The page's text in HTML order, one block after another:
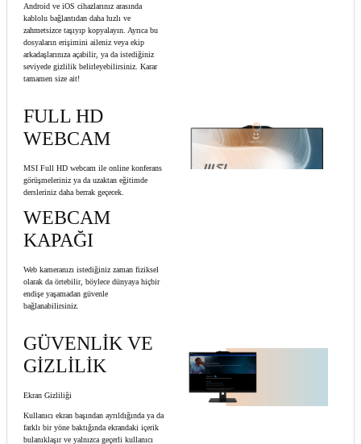
Android ve iOS cihazlarınız arasında
kablolu bağlantıdan daha hızlı ve
zahmetsizce taşıyıp kopyalayın. Ayrıca bu
dosyaların erişimini aileniz veya ekip
arkadaşlarınıza açabilir, ya da istediğiniz
seviyede gizlilik belirleyebilirsiniz. Karar
tamamen size ait!
FULL HD
WEBCAM
MSI Full HD webcam ile online konferans
görüşmeleriniz ya da uzaktan eğitimde
dersleriniz daha berrak geçecek.
WEBCAM
KAPAĞI
Web kameranızı istediğiniz zaman fiziksel
olarak da örtebilir, böylece dünyaya hiçbir
endişe yaşamadan güvenle
bağlanabilirsiniz.
GÜVENLİK VE
GİZLİLİK
Ekran Gizliliği
Kullanıcı ekran başından ayrıldığında ya da
farklı bir yöne baktığında ekrandaki içerik
bulanıklaşır ve yalnızca geçerli kullanıcı